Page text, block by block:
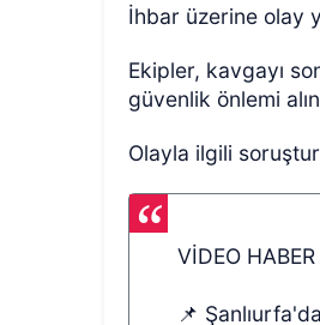
İhbar üzerine olay
Ekipler, kavgayı
güvenlik önlemi
Olayla ilgili
VİDEO
📌